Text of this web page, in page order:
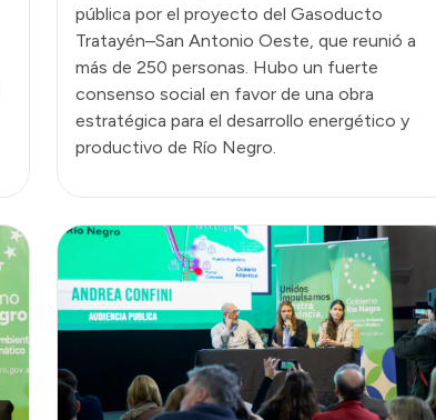
pública por el proyecto del Gasoducto
Tratayén–San Antonio Oeste, que reunió a
más de 250 personas. Hubo un fuerte
consenso social en favor de una obra
estratégica para el desarrollo energético y
productivo de Río Negro.